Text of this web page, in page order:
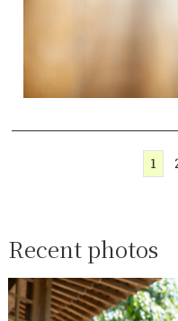
1
Recent photos